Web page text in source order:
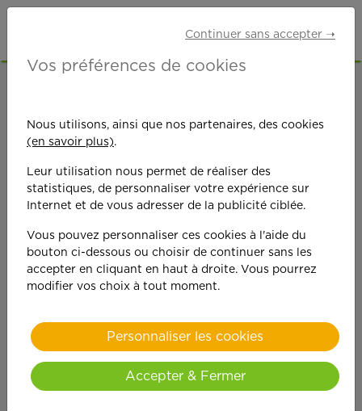
On est toujours plus
performant
quand on y met du
cœur !
Continuer sans accepter ➝
Vos préférences de cookies
Nous utilisons, ainsi que nos partenaires, des cookies
(en savoir plus).
Leur utilisation nous permet de réaliser des
statistiques, de personnaliser votre expérience sur
Internet et de vous adresser de la publicité ciblée.
Vous pouvez personnaliser ces cookies à l'aide du
bouton ci-dessous ou choisir de continuer sans les
accepter en cliquant en haut à droite. Vous pourrez
modifier vos choix à tout moment.
Personnaliser les cookies
Accepter & Fermer